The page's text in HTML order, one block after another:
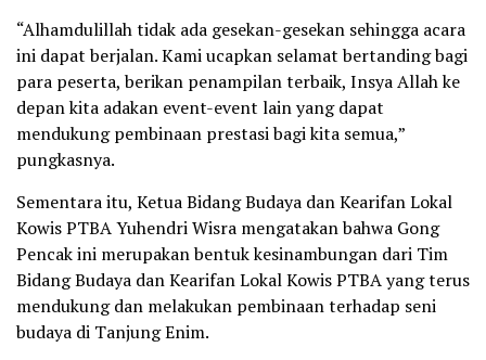
“Alhamdulillah tidak ada gesekan-gesekan sehingga acara
ini dapat berjalan. Kami ucapkan selamat bertanding bagi
para peserta, berikan penampilan terbaik, Insya Allah ke
depan kita adakan event-event lain yang dapat
mendukung pembinaan prestasi bagi kita semua,”
pungkasnya.
Sementara itu, Ketua Bidang Budaya dan Kearifan Lokal
Kowis PTBA Yuhendri Wisra mengatakan bahwa Gong
Pencak ini merupakan bentuk kesinambungan dari Tim
Bidang Budaya dan Kearifan Lokal Kowis PTBA yang terus
mendukung dan melakukan pembinaan terhadap seni
budaya di Tanjung Enim.